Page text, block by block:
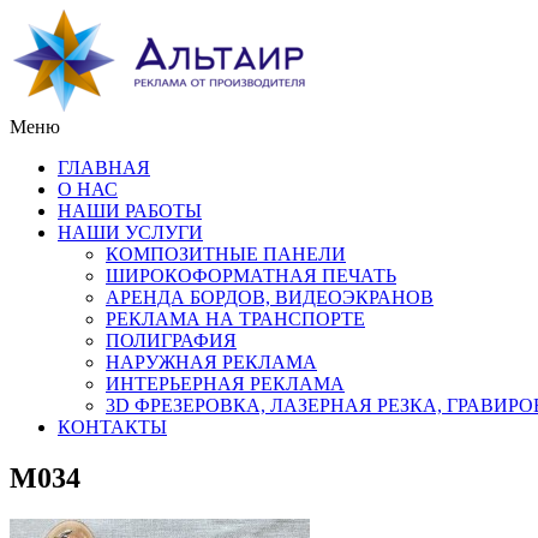
Меню
ГЛАВНАЯ
О НАС
НАШИ РАБОТЫ
НАШИ УСЛУГИ
КОМПОЗИТНЫЕ ПАНЕЛИ
ШИРОКОФОРМАТНАЯ ПЕЧАТЬ
АРЕНДА БОРДОВ, ВИДЕОЭКРАНОВ
РЕКЛАМА НА ТРАНСПОРТЕ
ПОЛИГРАФИЯ
НАРУЖНАЯ РЕКЛАМА
ИНТЕРЬЕРНАЯ РЕКЛАМА
3D ФРЕЗЕРОВКА, ЛАЗЕРНАЯ РЕЗКА,
КОНТАКТЫ
M034